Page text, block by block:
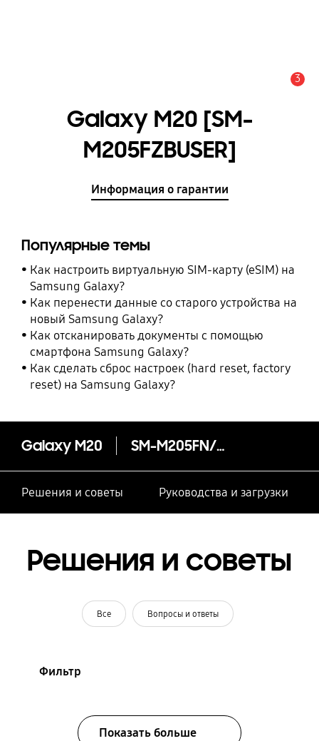
3
Galaxy M20 [SM-
M205FZBUSER]
Информация о гарантии
Популярные темы
Как настроить виртуальную SIM-карту (eSIM) на
Samsung Galaxy?
Как перенести данные со старого устройства на
новый Samsung Galaxy?
Как отсканировать документы с помощью
смартфона Samsung Galaxy?
Как сделать сброс настроек (hard reset, factory
reset) на Samsung Galaxy?
Galaxy M20 SM-M205FN/DS
Решения и советы Руководства и загрузки
Решения и советы
Все Вопросы и ответы
Фильтр
Показать больше